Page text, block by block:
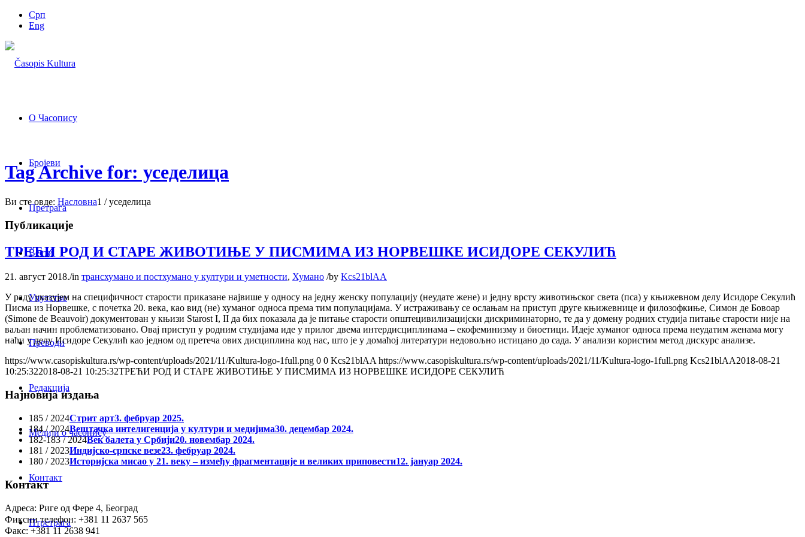
Срп
Eng
О Часопису
Бројеви
Претрага
Вести
Упутство
Преводи
Редакција
Медији о часопису
Контакт
Птретрага
Tag Archive for: уседелица
Ви сте овде: Насловна1 / уседелица
Публикације
ТРЕЋИ РОД И СТАРЕ ЖИВОТИЊЕ У ПИСМИМА ИЗ НОРВЕШКЕ ИСИДОРЕ СЕКУЛИЋ
21. август 2018./in трансхумано и постхумано у култури и уметности, Хумано /by Kcs21blAA
У раду указујем на специфичност старости приказане највише у односу на једну женску популацију (неудате жене) и једну врсту животињског света (пса) у књижевном делу Исидоре Секулић
Писма из Норвешке, с почетка 20. века, као вид (не) хуманог односа према тим популацијама. У истраживању се ослањам на приступ друге књижевнице и филозофкиње, Симон де Бовоар
(Simone de Beauvoir) документован у књизи Starost I, II да бих показала да је питање старости општецивилизацијски дискриминаторно, те да у домену родних студија питање старости није на
ваљан начин проблематизовано. Овај приступ у родним студијама иде у прилог двема интердисциплинама ‒ екофеминизму и биоетици. Идеје хуманог односа према неудатим женама могу
наћи у делу Исидоре Секулић као једном од претеча ових дисциплина код нас, што је у домаћој литератури недовољно истицано до сада. У анализи користим метод дискурс анализе.
https://www.casopiskultura.rs/wp-content/uploads/2021/11/Kultura-logo-1full.png 0 0 Kcs21blAA https://www.casopiskultura.rs/wp-content/uploads/2021/11/Kultura-logo-1full.png Kcs21blAA2018-08-21
10:25:322018-08-21 10:25:32ТРЕЋИ РОД И СТАРЕ ЖИВОТИЊЕ У ПИСМИМА ИЗ НОРВЕШКЕ ИСИДОРЕ СЕКУЛИЋ
Најновија издања
185 / 2024Стрит арт3. фебруар 2025.
184 / 2024Вештачка интелигенција у култури и медијима30. децембар 2024.
182-183 / 2024Век балета у Србији20. новембар 2024.
181 / 2023Индијско-српске везе23. фебруар 2024.
180 / 2023Историјска мисао у 21. веку – између фрагментације и великих приповести12. јануар 2024.
Контакт
Адреса: Риге од Фере 4, Београд
Фиксни телефон: +381 11 2637 565
Факс: +381 11 2638 941